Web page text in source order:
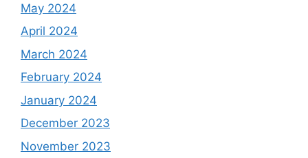
May 2024
April 2024
March 2024
February 2024
January 2024
December 2023
November 2023